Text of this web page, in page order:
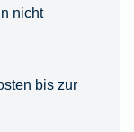
nicht
bis zur